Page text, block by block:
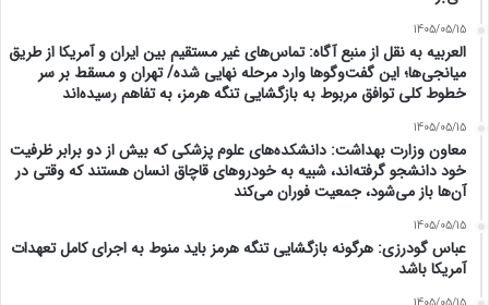
1405/05/15
العربیه به نقل از منبع آگاه: تماس‌های غیر مستقیم بین ایران و آمریکا از طریق
میانجی‌ها؛ این گفت‌و‌گو‌ها وارد مرحله نهایی شده/ تهران و مسقط بر سر
خطوط کلی توافق مربوط به بازگشایی تنگه هرمز، به تفاهم رسیده‌اند
1405/05/15
معاون وزارت بهداشت: دانشکده‌های علوم پزشکی که بیش از دو برابر ظرفیت
خود دانشجو گرفته‌اند، شبیه به خودرو‌های قاچاق انسان هستند که وقتی در
آن‌ها باز می‌شود، جمعیت فوران می‌کند
1405/05/15
عباس گودرزی: هرگونه بازگشایی تنگه هرمز باید منوط به اجرای کامل تعهدات
آمریکا باشد